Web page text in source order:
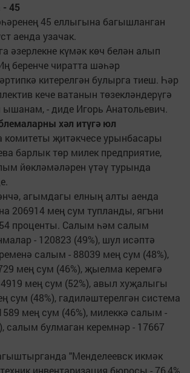
- 45
45 еллыгына багышланган
аенда узачак.
әзерлекне күмәк көч белән алып
беренче чиратта шәһәр
китерелгән булырга тиеш. Һәр
кече ватанын төзекләндерүгә
ышанам, - диде Игорь Анатольевич.
хәл итүгә юл
комитеты җитәкчесе урынбасары
барлык төр милек предприятие,
йөкләмәләрен үтәү турында
агымдагы елның алты аенда
206914 мең сум тупланды, ягъни
проценты. Салым һәм салым
- 120823 (49%), шул исәптә
салым - 88039 мең сум (48%),
мең сум (46%), җыелма керемгә
мең сум (52%), авыл хуҗалыгы
сум (48%), гадиләштерелгән система
мең сум (46%), милеккә салым -
салым булмаган керемнәр - 17667
"Менделеевск икмәк
инвентаризация бюросы - 76,4%,